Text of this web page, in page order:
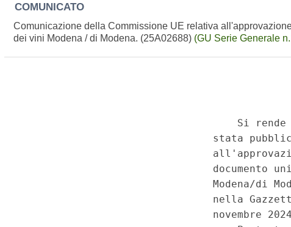
COMUNICATO
Comunicazione della Commissione UE relativa
dei vini Modena / di Modena. (25A02688) (GU Serie Generale